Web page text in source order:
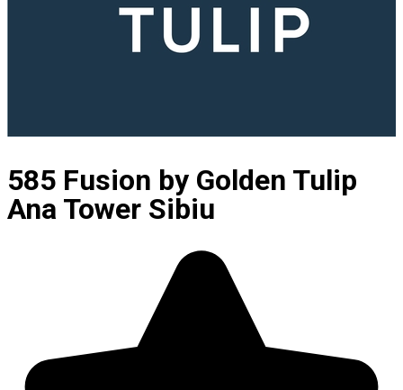
585 Fusion by Golden Tulip
Ana Tower Sibiu